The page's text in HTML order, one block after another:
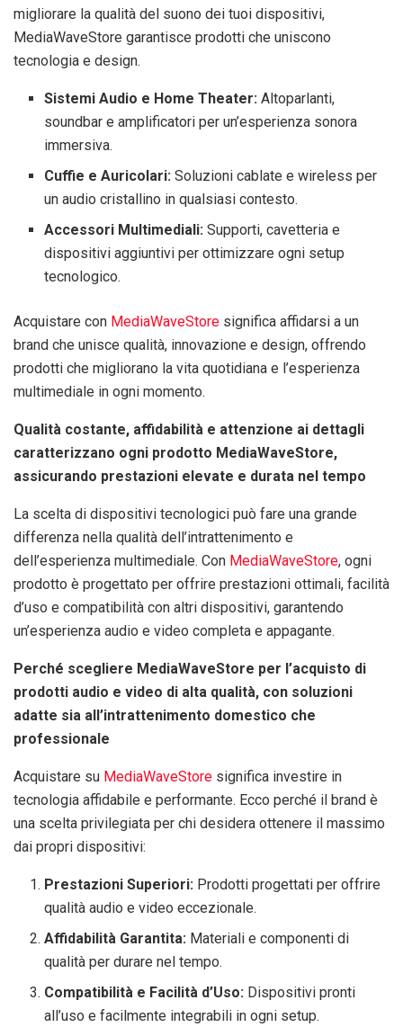
migliorare la qualità del suono dei tuoi dispositivi,
MediaWaveStore garantisce prodotti che uniscono
tecnologia e design.
Sistemi Audio e Home Theater: Altoparlanti,
soundbar e amplificatori per un’esperienza sonora
immersiva.
Cuffie e Auricolari: Soluzioni cablate e wireless per
un audio cristallino in qualsiasi contesto.
Accessori Multimediali: Supporti, cavetteria e
dispositivi aggiuntivi per ottimizzare ogni setup
tecnologico.
Acquistare con MediaWaveStore significa affidarsi a un
brand che unisce qualità, innovazione e design, offrendo
prodotti che migliorano la vita quotidiana e l’esperienza
multimediale in ogni momento.
Qualità costante, affidabilità e attenzione ai dettagli
caratterizzano ogni prodotto MediaWaveStore,
assicurando prestazioni elevate e durata nel tempo
La scelta di dispositivi tecnologici può fare una grande
differenza nella qualità dell’intrattenimento e
dell’esperienza multimediale. Con MediaWaveStore, ogni
prodotto è progettato per offrire prestazioni ottimali, facilità
d’uso e compatibilità con altri dispositivi, garantendo
un’esperienza audio e video completa e appagante.
Perché scegliere MediaWaveStore per l’acquisto di
prodotti audio e video di alta qualità, con soluzioni
adatte sia all’intrattenimento domestico che
professionale
Acquistare su MediaWaveStore significa investire in
tecnologia affidabile e performante. Ecco perché il brand è
una scelta privilegiata per chi desidera ottenere il massimo
dai propri dispositivi:
Prestazioni Superiori: Prodotti progettati per offrire
qualità audio e video eccezionale.
Affidabilità Garantita: Materiali e componenti di
qualità per durare nel tempo.
Compatibilità e Facilità d’Uso: Dispositivi pronti
all’uso e facilmente integrabili in ogni setup.